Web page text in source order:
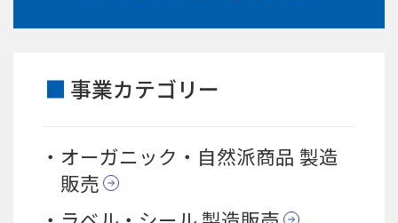
事業カテゴリー
オーガニック・自然派商品 製造
販売